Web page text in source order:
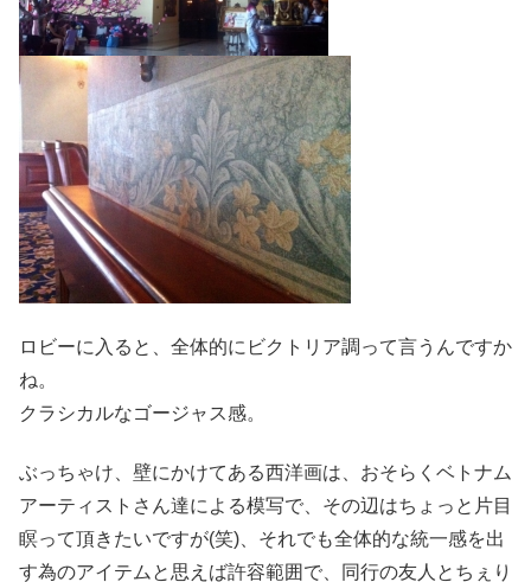
ロビーに入ると、全体的にビクトリア調って言うんですか
ね。
クラシカルなゴージャス感。
ぶっちゃけ、壁にかけてある西洋画は、おそらくベトナム
アーティストさん達による模写で、その辺はちょっと片目
瞑って頂きたいですが(笑)、それでも全体的な統一感を出
す為のアイテムと思えば許容範囲で、同行の友人とちぇり